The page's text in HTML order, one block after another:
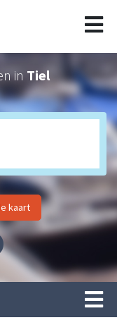
in Tiel
kaart